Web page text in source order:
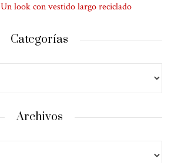
Un look con vestido largo reciclado
Categorías
Archivos